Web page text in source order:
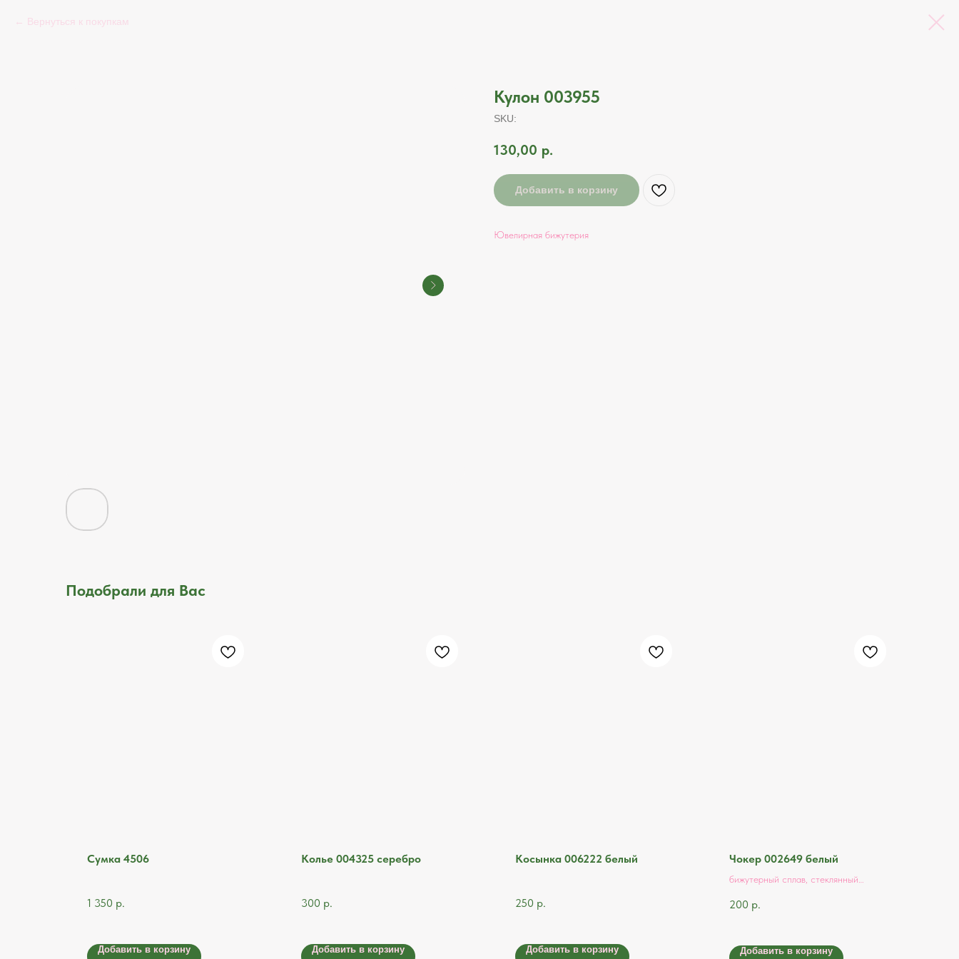
Вернуться к покупкам
Кулон 003955
SKU:
130,00 р.
Добавить в корзину
Ювелирная бижутерия
Подобрали для Вас
Сумка 4506
1 350 р.
Добавить в корзину
Колье 004325 серебро
300 р.
Добавить в корзину
Косынка 006222 белый
250 р.
Добавить в корзину
Чокер 002649 белый
бижутерный сплав, стеклянный
200 р.
Добавить в корзину